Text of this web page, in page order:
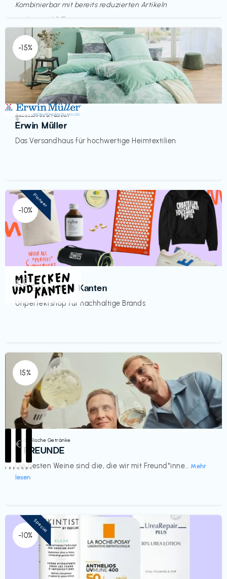
Kombinierbar mit bereits reduzierten Artikeln
Endet in
<60 Tagen
-15%
Accessoires & Fashion
Erwin Müller
Das Versandhaus für hochwertige Heimtextilien
€‎
-10%
Mode
Mit Ecken und Kanten
Unperfektshop für nachhaltige Brands
€€‎
Pioneer
15%
Alkoholische Getränke
III FREUNDE
Die besten Weine sind die, die wir mit Freund*inne... Mehr
lesen
€‎
-10%
Special